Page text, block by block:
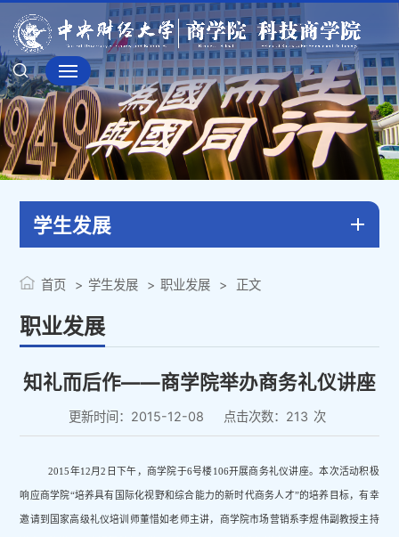
学生发展
职业发展
首页 学生发展 职业发展 正文
知礼而后作——商学院举办商务礼仪讲座
更新时间：2015-12-08 点击次数： 213 次
2015年12月2 日下午，商学院于6号楼106开展商务礼仪讲座。本次活动积极
响应商学院“培养具有国际化视野和综合能力的新时代商务人才”的培养目标，有幸
邀请到国家高级礼仪培训师董惜如老师主讲，商学院市场营销系李煜伟副教授主持